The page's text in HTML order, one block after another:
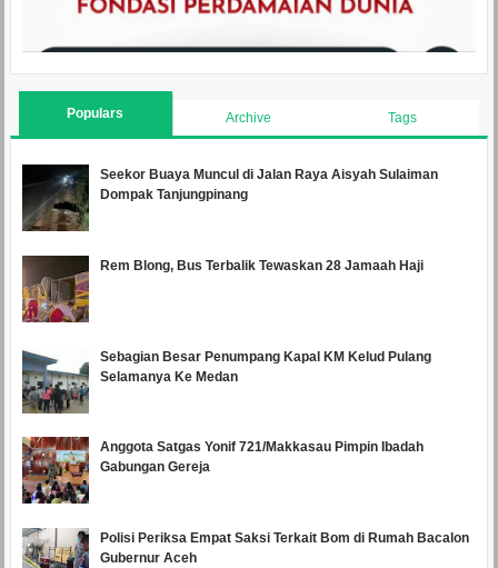
Populars Archive Tags
Seekor Buaya Muncul di Jalan Raya Aisyah Sulaiman
Dompak Tanjungpinang
Rem Blong, Bus Terbalik Tewaskan 28 Jamaah Haji
Sebagian Besar Penumpang Kapal KM Kelud Pulang
Selamanya Ke Medan
Anggota Satgas Yonif 721/Makkasau Pimpin Ibadah
Gabungan Gereja
Polisi Periksa Empat Saksi Terkait Bom di Rumah Bacalon
Gubernur Aceh